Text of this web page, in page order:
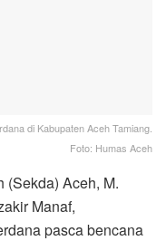
di Kabupaten Aceh Tamiang.
Foto: Humas Aceh
(Sekda) Aceh, M.
Manaf,
pasca bencana